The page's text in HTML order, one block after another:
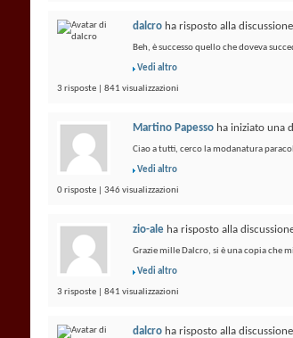
dalcro ha risposto alla discussione
Beh, è successo quello che doveva
Vedi altro
3 risposte | 841 visualizzazioni
Martino Papesso ha iniziato una
Ciao a tutti, cerco la modanatura
Vedi altro
0 risposte | 346 visualizzazioni
zio-ale ha risposto alla
Grazie mille Dalcro, si è una copia che
Vedi altro
3 risposte | 841 visualizzazioni
dalcro ha risposto alla discussione